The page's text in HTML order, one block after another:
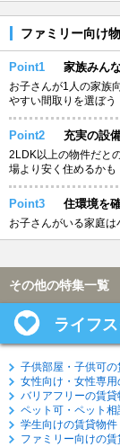
ファミリー向け
Point1 家族みん
お子さんが1人の家族
やすい間取りを選ぼう
Point2 充実の設
2LDK以上の物件だと
場より安く住めるかも
Point3 住環境を
お子さんがいる家庭は
その他の特集一覧
ライフ
子供部屋・子供可の
女性向け・女性専用
バリアフリーの賃貸
ペット可・ペット
学生向けの賃貸物件
ファミリー向けの賃